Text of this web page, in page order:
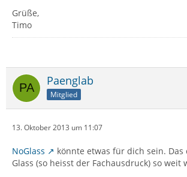
Grüße,
Timo
Paenglab
Mitglied
13. Oktober 2013 um 11:07
NoGlass
könnte etwas für dich sein.
Glass (so heisst der Fachausdruck) so weit